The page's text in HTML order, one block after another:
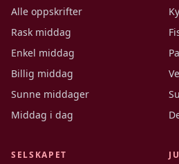
Alle oppskrifter
Rask middag
Enkel middag
Billig middag
Sunne middager
Middag i dag
SELSKAPET